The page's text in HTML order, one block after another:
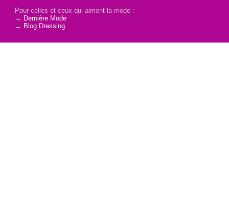
Pour celles et ceux qui aiment la mode :
→ Dernière Mode
→ Blog Dressing